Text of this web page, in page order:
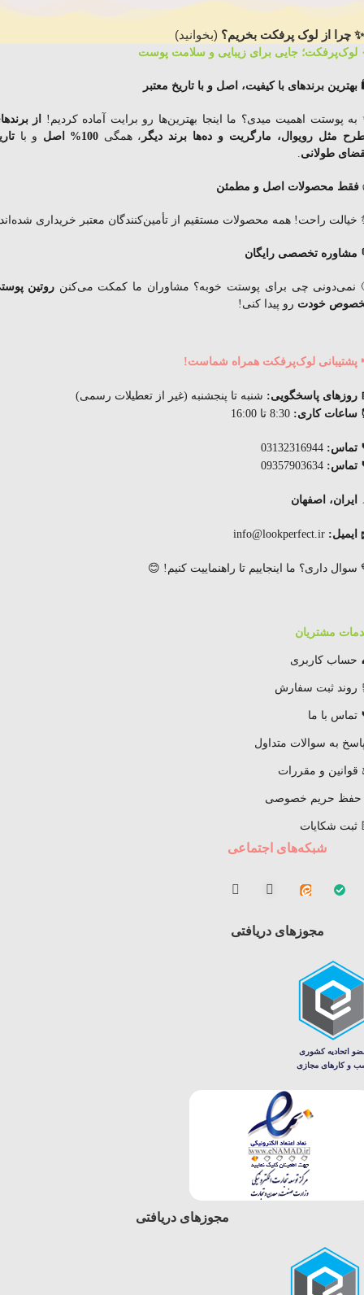
✨ چرا از لوک پرفکت بخریم؟ (بخوانید)
لوک‌پرفکت؛ جایی برای زیبایی و سلامت پوست
برندهای با کیفیت، اصل و با تاریخ معتبر
به پوستت اهمیت میدی؟ ما اینجا بهترین‌ها رو برایت آماده کردیم!
از
مثل رویوال، مارگریت و ده‌ها برند دیگر ، همگی 100% اصل و با
طولانی.
فقط محصولات اصل و مطمئن
خیالت راحت! همه محصولات مستقیم از تأمین‌کنندگان معتبر خریداری
مشاوره تخصصی رایگان
نمی‌دونی چی برای پوستت خوبه؟ مشاوران ما کمکت می‌کنن روتین
خودت رو پیدا کنی!
پشتیبانی لوک‌پرفکت همراه شماست!
روزهای پاسخگویی: شنبه تا پنجشنبه (غیر از تعطیلات رسمی)
ساعات کاری:
تماس:
تماس:
ایران، اصفهان
ایمیل:
سوال داری؟ ما اینجاییم تا راهنماییت کنیم! 😊
مشتریان
حساب کاربری
روند ثبت سفارش
تماس با ما
به سوالات متداول
و مقررات
حفظ حریم خصوصی
ثبت شکایات
شبکه‌های اجتماعی
مجوزهای دریافتی
مجوزهای دریافتی